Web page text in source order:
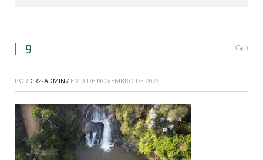
9 0
POR CR2-ADMIN7 EM 9 DE NOVEMBRO DE 2022